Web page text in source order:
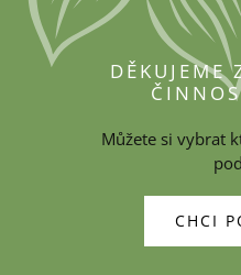
DĚKUJEME
Můžete si vybrat
CHCI